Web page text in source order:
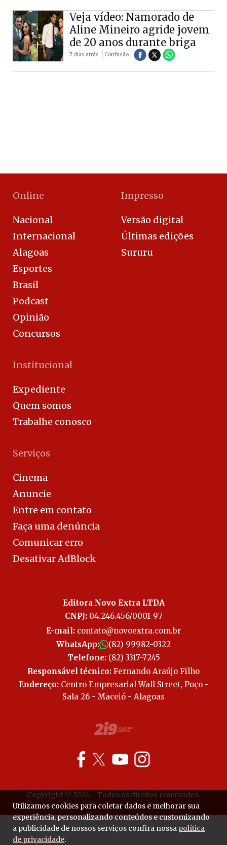
Veja vídeo: Namorado de
Aline Mineiro agride jovem
de 20 anos durante briga
7 dias atrás Confusão
Online
Nacional
Internacional
Alagoas
Esportes
Brasil
Podcast
Opinião
Concursos
Impresso
Versão digital
Últimas edições
Sururu
Institucional
Expediente
Quem somos
Trabalhe conosco
Serviços
Cinema
Anuncie
Entre em contato
Faça uma denúncia
Comunicar erro
Desativar AdBlock
Editora Novo Extra LTDA
CNPJ:04.246.456/0001-97
E-mail: contato@novoextra.com.br
WhatsApp:
(82) 99982-0322
Telefone:(82) 3317-7245
Responsável técnico: Fernando Araújo Filho
Endereço:Centro Empresarial Wall Street, Poço -
Sala 26 - Maceió - Alagoas
Copyright © 2026 - Todos os direitos reservados.
Utilizamos cookies para coletar dados e melhorar sua
experiência, personalizando conteúdos e customizando
a publicidade de nossos serviços confira nossa política
de privacidade.